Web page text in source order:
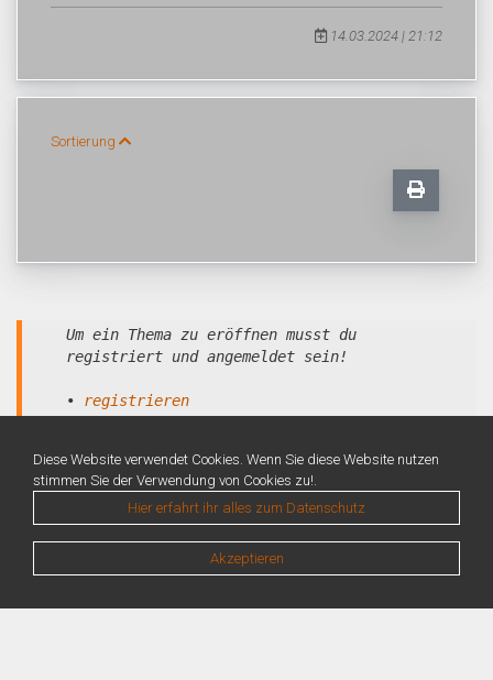
14.03.2024 | 21:12
Sortierung
Um ein Thema zu eröffnen musst du
registriert und angemeldet sein!
• registrieren
Diese Website verwendet Cookies. Wenn Sie diese Website nutzen
stimmen Sie der Verwendung von Cookies zu!.
Hier erfahrt ihr alles zum Datenschutz
Akzeptieren